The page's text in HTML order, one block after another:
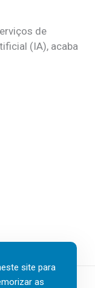
de
(IA), acaba
site para
as